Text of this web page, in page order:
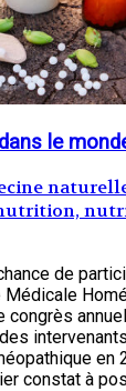
le
de
congrès
en
constat à